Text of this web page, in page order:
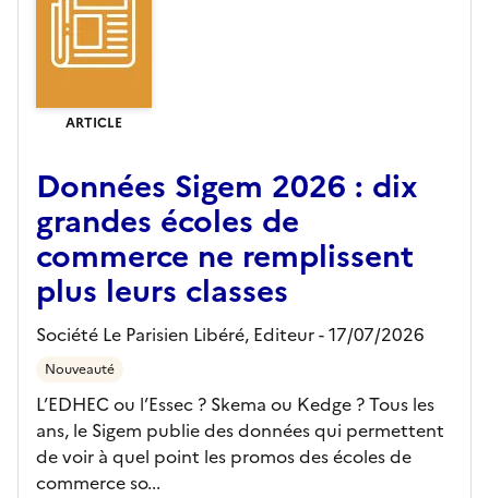
ARTICLE
Données Sigem 2026 : dix
grandes écoles de
commerce ne remplissent
plus leurs classes
Société Le Parisien Libéré, Editeur- 17/07/2026
Nouveauté
L’EDHEC ou l’Essec ? Skema ou Kedge ? Tous les
ans, le Sigem publie des données qui permettent
de voir à quel point les promos des écoles de
commerce so...